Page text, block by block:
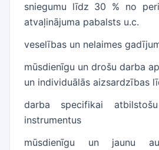
sniegumu līdz 30 % no
atvaļinājuma pabalsts u.c.
veselības un nelaimes
mūsdienīgu un drošu darba
un individuālās aizsardzības
darba specifikai
instrumentus
mūsdienīgu un jaunu